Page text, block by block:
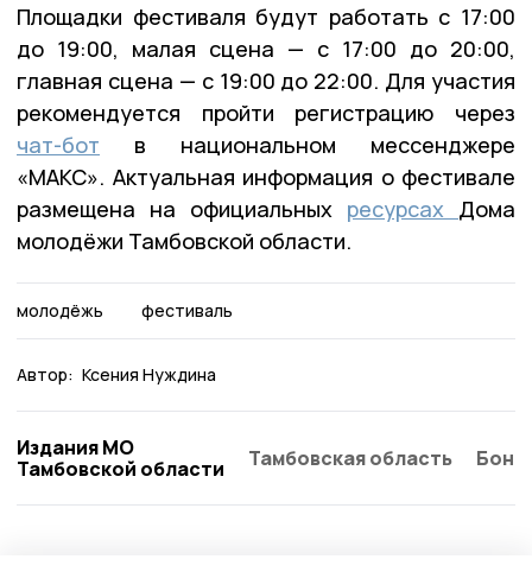
Площадки фестиваля будут работать с 17:00
до 19:00, малая сцена — с 17:00 до 20:00,
главная сцена — с 19:00 до 22:00. Для участия
рекомендуется пройти регистрацию через
чат-бот в национальном мессенджере
«МАКС». Актуальная информация о фестивале
размещена на официальных ресурсах Дома
молодёжи Тамбовской области.
молодёжь фестиваль
Автор: Ксения Нуждина
Издания МО
Тамбовской области
Тамбовская область